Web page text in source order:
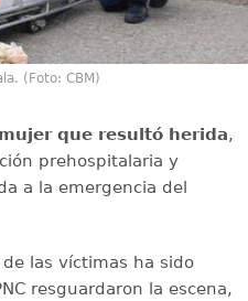
(Foto: CBM)
que resultó herida,
prehospitalaria y
a la emergencia del
las víctimas ha sido
resguardaron la escena,